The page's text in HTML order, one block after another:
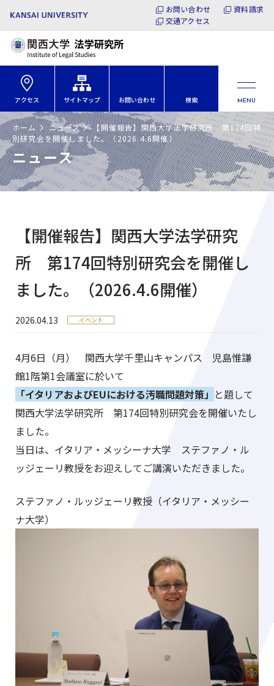
お問い合わせ
資料請求
交通アクセス
MENU
検索
お問い合わせ
サイトマップ
アクセス
ホーム ニュース
【開催報告】関西大学法学研究所 第174回特
別研究会を開催しました。（2026.4.6開催）
ニュース
【開催報告】関西大学法学研究
所 第174回特別研究会を開催し
ました。（2026.4.6開催）
2026.04.13 イベント
4月6日（月） 関西大学千里山キャンパス 児島惟謙
館1階第1会議室に於いて
「イタリアおよびEUにおける汚職問題対策」 と題して
関西大学法学研究所 第174回特別研究会を開催いたし
ました。
当日は、イタリア・メッシーナ大学 ステファノ・ル
ッジェーリ教授をお迎えしてご講演いただきました。
ステファノ・ルッジェーリ教授（イタリア・メッシー
ナ大学）